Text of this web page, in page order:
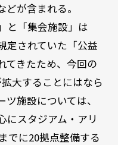
が含まれる。
と「集会施設」は
定されていた「公益
てきたため、今回の
大することにはなら
施設については、
にスタジアム・アリ
でに20拠点整備する